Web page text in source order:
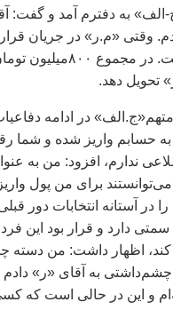
گفت: اواخر سال ۸۶ «ج-الف» به دفترم
او دادم. وقتی «م.ر» در
۵۰۰‌ميليون تومان ديگر
تحويل دهد.
در ادامه
ندارم، افزود: من به
برای من پول واريز
آستانه انتخابات دور
دارد و قرار بود اين
کند، اظهار داشت: من دسته
به آقای «ر»
و اين در حالی است که